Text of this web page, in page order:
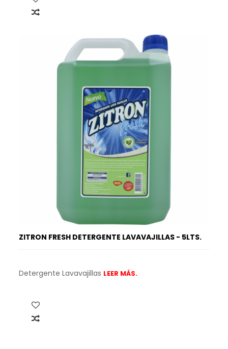
ZITRON FRESH DETERGENTE LAVAVAJILLAS - 5LTS.
Detergente Lavavajillas LEER MÁS.